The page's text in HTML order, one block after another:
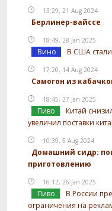
13:29, 21 Aug 2024
Берлинер-вайссе
18:49, 28 Jan 2025
Вино В США
17:20, 14 Aug 2024
Самогон из
18:45, 27 Jan 2025
Пиво
Китай
увеличил поставки
10:39, 5 Aug 2024
Домашний сидр:
приготовлению
16:12, 26 Jan 2025
Пиво
В России
ограничения на